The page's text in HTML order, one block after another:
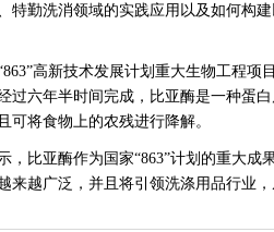
特勤洗消领域的实践应用以及如何构
高新技术发展计划重大生物工程项
过六年半时间完成，比亚酶是一种蛋
可将食物上的农残进行降解。
，比亚酶作为国家“863”计划的重大
来越广泛，并且将引领洗涤用品行业